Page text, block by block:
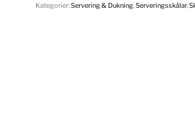
Kategorier:Servering & Dukning, Serveringsskålar,